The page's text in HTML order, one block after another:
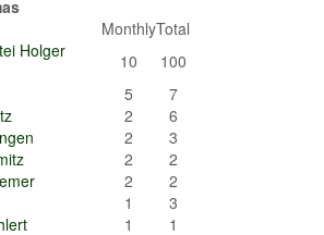
MonthlyTotal
Holger
10
100
5
7
2
6
2
3
2
2
2
2
1
3
1
1